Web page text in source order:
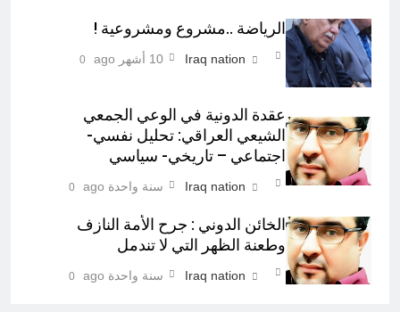
الرياضة ..مشروع ومشروعية !
Iraq nation 10 أشهر ago 0
عقدة الدونية في الوعي الجمعي
الشيعي العراقي: تحليل نفسي-
اجتماعي – تاريخي- سياسي
Iraq nation سنة واحدة ago 0
الخائن الدوني : جرح الأمة النازف
وطعنة الظهر التي لا تندمل
Iraq nation سنة واحدة ago 0